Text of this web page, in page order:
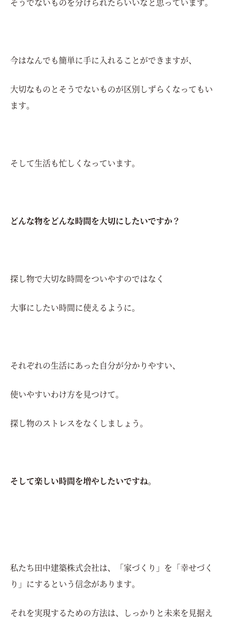
今はなんでも簡単に手に入れることができますが、
大切なものとそうでないものが区別しずらくなってもい
ます。
そして生活も忙しくなっています。
どんな物をどんな時間を大切にしたいですか？
探し物で大切な時間をついやすのではなく
大事にしたい時間に使えるように。
それぞれの生活にあった自分が分かりやすい、
使いやすいわけ方を見つけて。
探し物のストレスをなくしましょう。
そして楽しい時間を増やしたいですね。
私たち田中建築株式会社は、「家づくり」を「幸せづく
り」にするという信念があります。
それを実現するための方法は、しっかりと未来を見据え